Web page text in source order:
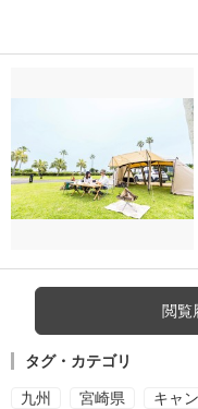
閲覧
タグ・カテゴリ
九州 宮崎県 キャ